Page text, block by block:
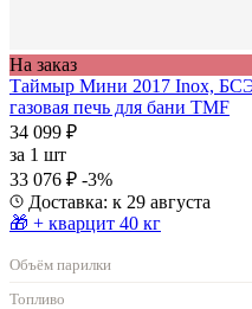
На заказ
Таймыр Мини 2017 Inox,
газовая печь для бани TMF
34 099 ₽
за 1 шт
33 076 ₽ -3%
Доставка: к 29 августа
🎁 + кварцит 40 кг
Объём парилки
Топливо